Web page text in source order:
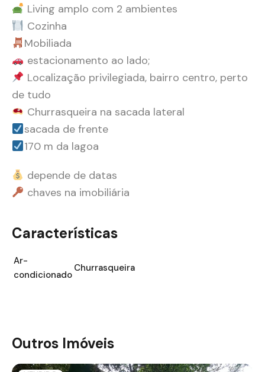
Living amplo com 2 ambientes
Cozinha
Mobiliada
estacionamento ao lado;
Localização privilegiada, bairro centro, perto
de tudo
Churrasqueira na sacada lateral
sacada de frente
170 m da lagoa
depende de datas
chaves na imobiliária
Características
Ar-
condicionado
Churrasqueira
Outros Imóveis